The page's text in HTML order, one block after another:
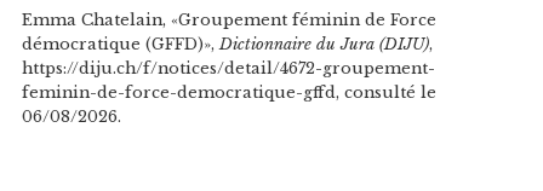
Emma Chatelain, «Groupement féminin de Force
démocratique (GFFD)», Dictionnaire du Jura (DIJU),
https://diju.ch/f/notices/detail/4672-groupement-
feminin-de-force-democratique-gffd, consulté le
06/08/2026.